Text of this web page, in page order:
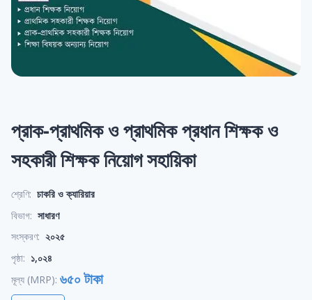
প্রাক-প্রাথমিক ও প্রাথমিক প্রধান শিক্ষক ও
সহকারী শিক্ষক নিয়োগ সহায়িকা
শ্রেণি: চাকরি ও ক্যারিয়ার
বিভাগ: সাধারণ
সংস্করণ: ২০২৫
পৃষ্ঠা: ১,০২৪
মূল্য (MRP): ৬৫০ টাকা